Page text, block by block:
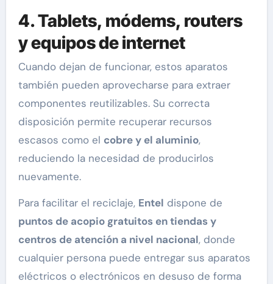
4. Tablets, módems, routers
y equipos de internet
Cuando dejan de funcionar, estos aparatos
también pueden aprovecharse para extraer
componentes reutilizables. Su correcta
disposición permite recuperar recursos
escasos como el cobre y el aluminio,
reduciendo la necesidad de producirlos
nuevamente.
Para facilitar el reciclaje, Entel dispone de
puntos de acopio gratuitos en tiendas y
centros de atención a nivel nacional, donde
cualquier persona puede entregar sus aparatos
eléctricos o electrónicos en desuso de forma